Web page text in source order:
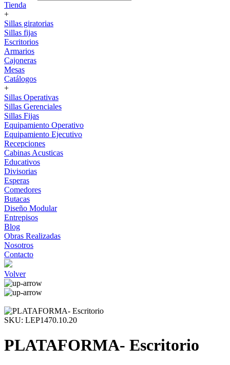
Tienda
+
Sillas giratorias
Sillas fijas
Escritorios
Armarios
Cajoneras
Mesas
Catálogos
+
Sillas Operativas
Sillas Gerenciales
Sillas Fijas
Equipamiento Operativo
Equipamiento Ejecutivo
Recepciones
Cabinas Acusticas
Educativos
Divisorias
Esperas
Comedores
Butacas
Diseño Modular
Entrepisos
Blog
Obras Realizadas
Nosotros
Contacto
Volver
SKU: LEP1470.10.20
PLATAFORMA- Escritorio